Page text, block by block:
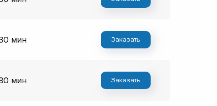
мин Заказать
мин Заказать